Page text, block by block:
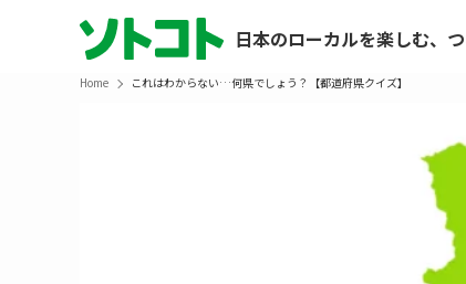
日本のローカルを楽しむ、つ
Home これはわからない…何県でしょう？【都道府県クイズ】